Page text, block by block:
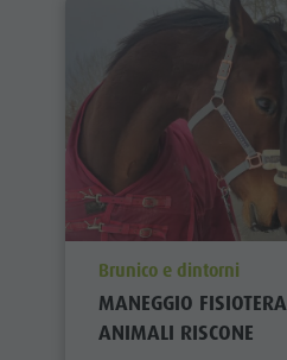
aria.poi_location_prefix
Brunico e dintorni
MANEGGIO
ANIMALI RISCONE